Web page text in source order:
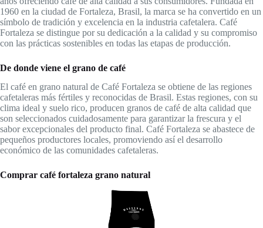
1960 en la ciudad de Fortaleza, Brasil, la marca se ha convertido en un
símbolo de tradición y excelencia en la industria cafetalera. Café
Fortaleza se distingue por su dedicación a la calidad y su compromiso
con las prácticas sostenibles en todas las etapas de producción.
De donde viene el grano de café
El café en grano natural de Café Fortaleza se obtiene de las regiones
cafetaleras más fértiles y reconocidas de Brasil. Estas regiones, con su
clima ideal y suelo rico, producen granos de café de alta calidad que
son seleccionados cuidadosamente para garantizar la frescura y el
sabor excepcionales del producto final. Café Fortaleza se abastece de
pequeños productores locales, promoviendo así el desarrollo
económico de las comunidades cafetaleras.
Comprar café fortaleza grano natural